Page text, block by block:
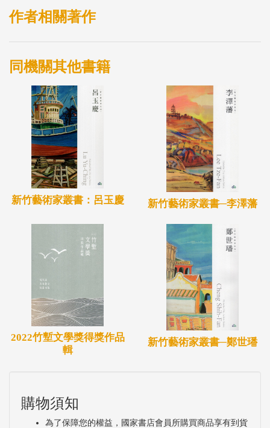
一隻神氣的雞。讓我們一起來認識這隻阿嘰咕─新竹
牯牯雞。
作者相關著作
同機關其他書籍
新竹藝術家叢書：呂玉慶 新竹藝術家叢書─李澤藩
2022竹塹文學獎得獎作品
輯
新竹藝術家叢書─鄭世璠
購物須知
為了保障您的權益，國家書店會員所購買商品享有到貨